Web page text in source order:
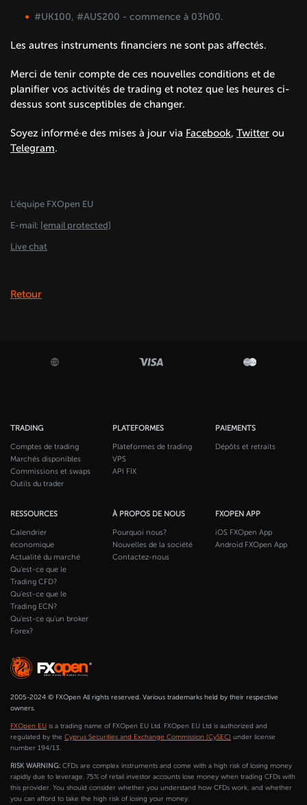
#UK100, #AUS200 - commence à 03h00.
Les autres instruments financiers ne sont pas affectés.
Merci de tenir compte de ces nouvelles conditions et de
planifier vos activités de trading et notez que les heures ci-
dessus sont susceptibles de changer.
Soyez informé·e des mises à jour via Facebook, Twitter ou
Telegram.
L'équipe FXOpen EU
E-mail: [email protected]
Live chat
Retour
TRADING
Comptes de trading
Marchés disponibles
Commissions et swaps
Outils du trader
PLATEFORMES
Plateformes de trading
VPS
API FIX
PAIEMENTS
Dépôts et retraits
RESSOURCES
Calendrier
économique
Actualité du marché
Qu'est-ce que le
Trading CFD?
Qu'est-ce que le
Trading ECN?
Qu'est-ce qu'un broker
Forex?
À PROPOS DE NOUS
Pourquoi nous?
Nouvelles de la société
Contactez-nous
FXOPEN APP
iOS FXOpen App
Android FXOpen App
2005-2024 © FXOpen All rights reserved. Various trademarks held by their respective
owners.
FXOpen EU is a trading name of FXOpen EU Ltd. FXOpen EU Ltd is authorized and
regulated by the Cyprus Securities and Exchange Commission (CySEC) under license
number 194/13.
RISK WARNING: CFDs are complex instruments and come with a high risk of losing money
rapidly due to leverage. 75% of retail investor accounts lose money when trading CFDs with
this provider. You should consider whether you understand how CFDs work, and whether
you can afford to take the high risk of losing your money.